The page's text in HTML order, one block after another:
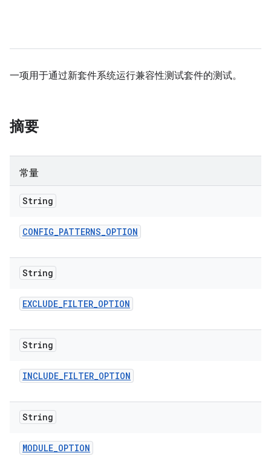
一项用于通过新套件系统运行兼容性测试套件的测试。
摘要
常量
String
CONFIG_PATTERNS_OPTION
String
EXCLUDE_FILTER_OPTION
String
INCLUDE_FILTER_OPTION
String
MODULE_OPTION